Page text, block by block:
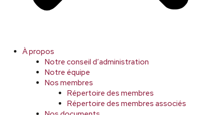
À propos
Notre conseil d’administration
Notre équipe
Nos membres
Répertoire des membres
Répertoire des membres associés